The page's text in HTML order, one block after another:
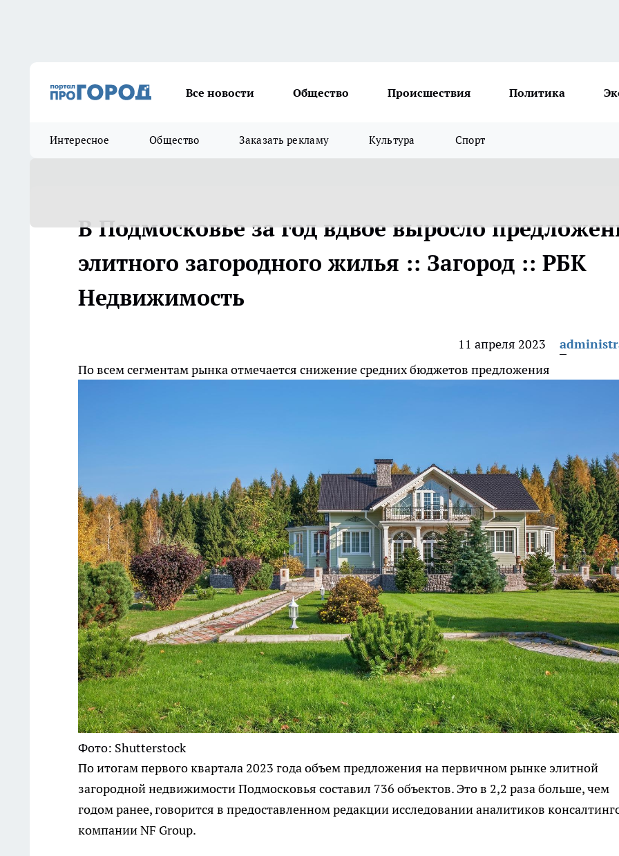
Все новости Общество Происшествия Политика
Интересное Общество Заказать рекламу Культура Спорт
В Подмосковье за год вдвое выросло
элитного загородного жилья :: Загород :: РБК
Недвижимость
11 апреля 2023
По всем сегментам рынка отмечается снижение средних бюджетов предложения
Фото: Shutterstock
По итогам первого квартала 2023 года объем предложения на первичном рынке элитной
загородной недвижимости Подмосковья составил 736 объектов. Это в 2,2 раза больше, чем
годом ранее, говорится в предоставленном редакции исследовании аналитиков
компании NF Group.